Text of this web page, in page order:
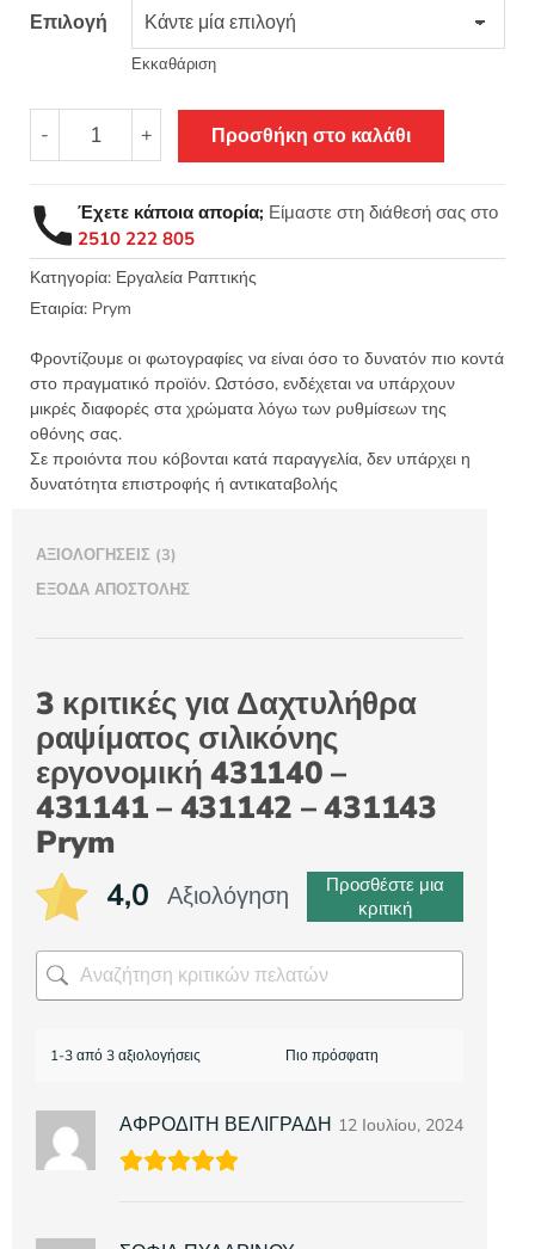
Επιλογή
Εκκαθάριση
-
Δαχτυλήθρα
ραψίματος
εργονομική
431140
-
431141
-
-
431143
Prym
ποσότητα
+ Προσθήκη στο καλάθι
Έχετε κάποια απορία; Είμαστε στη διάθεσή σας στο
2510 222 805
Κατηγορία: Εργαλεία Ραπτικής
Εταιρία: Prym
Φροντίζουμε οι φωτογραφίες να είναι όσο το δυνατόν πιο κοντά
στο πραγματικό προϊόν. Ωστόσο, ενδέχεται να υπάρχουν
μικρές διαφορές στα χρώματα λόγω των ρυθμίσεων της
οθόνης σας.
Σε προιόντα που κόβονται κατά παραγγελία, δεν υπάρχει η
δυνατότητα επιστροφής ή αντικαταβολής
ΑΞΙΟΛΟΓΉΣΕΙΣ (3)
ΈΞΟΔΑ ΑΠΟΣΤΟΛΉΣ
3 κριτικές για Δαχτυλήθρα
ραψίματος σιλικόνης
εργονομική 431140 –
431141 – 431142 – 431143
Prym
4,0 Αξιολόγηση
Προσθέστε μια
κριτική
1-3 από 3 αξιολογήσεις
ΑΦΡΟΔΙΤΗ ΒΕΛΙΓΡΑΔΗ 12 Ιουλίου, 2024